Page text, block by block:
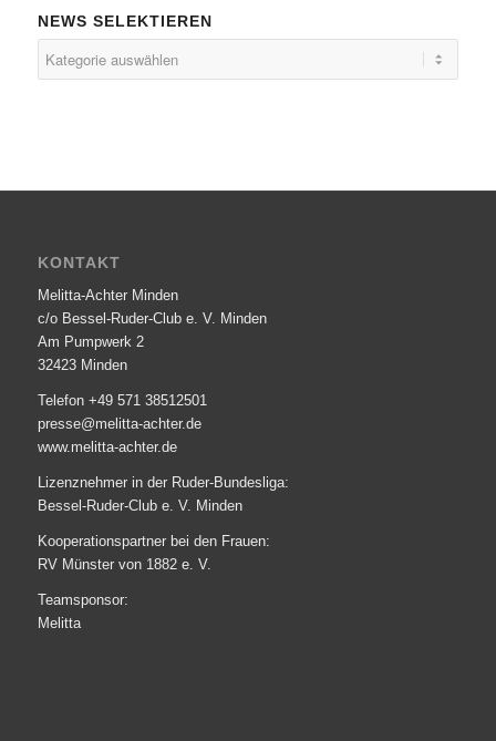
NEWS SELEKTIEREN
SELEKTIEREN
KONTAKT
Melitta-Achter Minden
c/o Bessel-Ruder-Club e. V. Minden
Am Pumpwerk 2
32423 Minden
Telefon +49 571 38512501
presse@melitta-achter.de
www.melitta-achter.de
Lizenznehmer in der Ruder-Bundesliga:
Bessel-Ruder-Club e. V. Minden
Kooperationspartner bei den Frauen:
RV Münster von 1882 e. V.
Teamsponsor:
Melitta